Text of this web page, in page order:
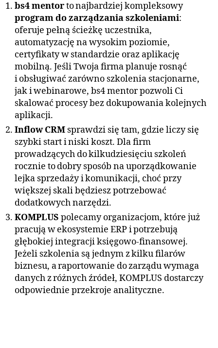
bs4 mentorto najbardziej kompleksowy
program do zarządzania szkoleniami:
oferuje pełną ścieżkę uczestnika,
automatyzację na wysokim poziomie,
certyfikaty w standardzie oraz aplikację
mobilną. Jeśli Twoja firma planuje rosnąć
i obsługiwać zarówno szkolenia stacjonarne,
jak i webinarowe, bs4 mentor pozwoli Ci
skalować procesy bez dokupowania kolejnych
aplikacji.
Inflow CRM sprawdzi się tam, gdzie liczy się
szybki start i niski koszt. Dla firm
prowadzących do kilkudziesięciu szkoleń
rocznie to dobry sposób na uporządkowanie
lejka sprzedaży i komunikacji, choć przy
większej skali będziesz potrzebować
dodatkowych narzędzi.
KOMPLUS polecamy organizacjom, które już
pracują w ekosystemie ERP i potrzebują
głębokiej integracji księgowo‑finansowej.
Jeżeli szkolenia są jednym z kilku filarów
biznesu, a raportowanie do zarządu wymaga
danych z różnych źródeł, KOMPLUS dostarczy
odpowiednie przekroje analityczne.